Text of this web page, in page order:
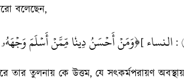
বলেছেন,
﴿وَمَنۡ أَحۡسَنُ دِينٗا مِّمَّنۡ أَسۡلَمَ[ النساء :
তার তুলনায় কে উত্তম, যে সৎকর্মপরায়ণ